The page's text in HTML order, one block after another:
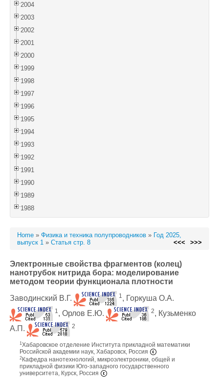
2004
2003
2002
2001
2000
1999
1998
1997
1996
1995
1994
1993
1992
1991
1990
1989
1988
Home » Физика и техника полупроводников » Год 2025,
выпуск 1 » Статья стр. 8 <<< >>>
Электронные свойства фрагментов (колец)
нанотрубок нитрида бора: моделирование
методом теории функционала плотности
Заводинский В.Г.
1 , Горкуша О.А.
1 , Орлов Е.Ю. 2, Кузьменко
А.П.
2
1 Хабаровское отделение Института прикладной математики
Российской академии наук, Хабаровск, Россия
2 Кафедра нанотехнологий, микроэлектроники, общей и
прикладной физики Юго-западного государственного
университета, Курск, Россия